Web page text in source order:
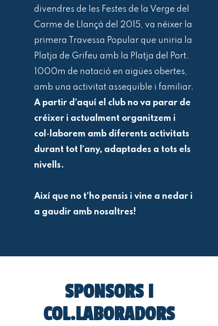
divendres de les Festes de la Verge del
Carme de Llançà del 2015, va néixer la
primera Travessa Popular que uniria la
Platja de Grifeu amb la Platja del Port.
1000m de natació en aigües obertes,
amb una activitat assequible i familiar.
A partir d’aquí el club no va parar de
créixer i actualment organitzem i
col·laborem amb diferents activitats
durant tot l´any, adaptades a tots els
nivells.
Així que no t’ho pensis i vine a nedar i
a gaudir amb nosaltres!
SPONSORS I
COL.LABORADORS